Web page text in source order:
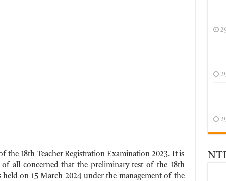
the 18th Teacher Registration Examination 2023. It is
all concerned that the preliminary test of the 18th
held on 15 March 2024 under the management of the